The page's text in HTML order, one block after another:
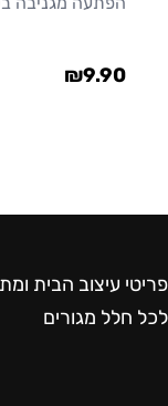
₪9.90
פריטי עיצוב הבית
לכל חלל מגורים